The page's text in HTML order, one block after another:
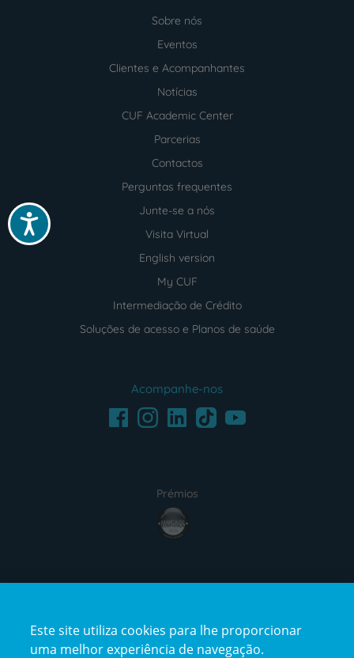
Acessibilidade
Sobre nós
Eventos
Clientes e Acompanhantes
Notícias
CUF Academic Center
Parcerias
Contactos
Perguntas frequentes
Junte-se a nós
Visita Virtual
English version
My CUF
Intermediação de Crédito
Soluções de acesso e Planos de saúde
Acompanhe-nos
FacebookInstagramLinkedInTikTokYoutube
Prémios
award4
certification2certification3
Este site utiliza cookies para lhe proporcionar
uma melhor experiência de navegação.